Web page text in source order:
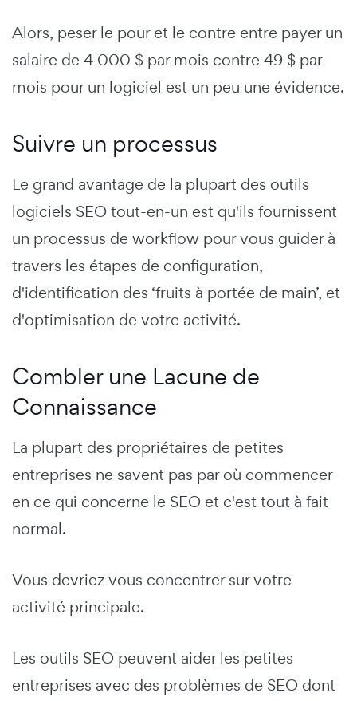
Alors, peser le pour et le contre entre payer un
salaire de 4 000 $ par mois contre 49 $ par
mois pour un logiciel est un peu une évidence.
Suivre un processus
Le grand avantage de la plupart des outils
logiciels SEO tout-en-un est qu'ils fournissent
un processus de workflow pour vous guider à
travers les étapes de configuration,
d'identification des ‘fruits à portée de main’, et
d'optimisation de votre activité.
Combler une Lacune de
Connaissance
La plupart des propriétaires de petites
entreprises ne savent pas par où commencer
en ce qui concerne le SEO et c'est tout à fait
normal.
Vous devriez vous concentrer sur votre
activité principale.
Les outils SEO peuvent aider les petites
entreprises avec des problèmes de SEO dont